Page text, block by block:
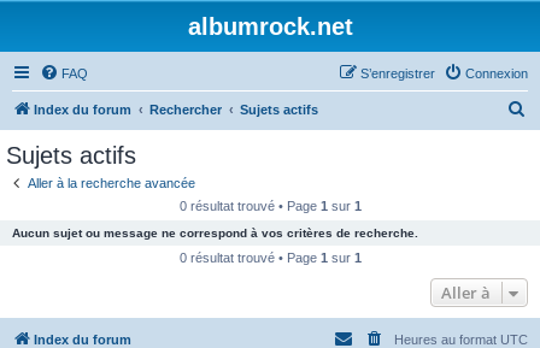
albumrock.net
FAQ Connexion
S’enregistrer
Index du forum Rechercher Sujets actifs
c
e
Sujets actifs
Aller à la recherche avancée
0 résultat trouvé • Page 1 sur 1
Aucun sujet ou message ne correspond à vos critères de recherche.
0 résultat trouvé • Page 1 sur 1
Aller à
Index du forum Heures au format UTC